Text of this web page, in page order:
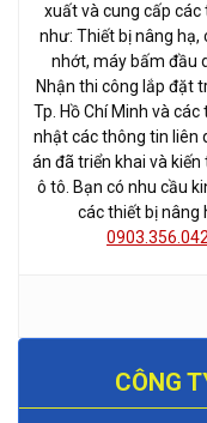
xuất và cung cấp các
như: Thiết bị nâng hạ,
nhớt, máy bấm đầu
Nhận thi công lắp đặt
Tp. Hồ Chí Minh và
nhật các thông tin liên
án đã triển khai và
ô tô. Bạn có nhu cầu
các thiết bị nâng
CÔNG